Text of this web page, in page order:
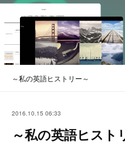
～私の英語ヒストリー～
2016.10.15 06:33
～私の英語ヒスト